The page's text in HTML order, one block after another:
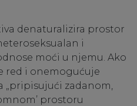
denaturalizira prostor
i
moći u njemu. Ako
red i onemogućuje
„pripisujući zadanom,
prostoru